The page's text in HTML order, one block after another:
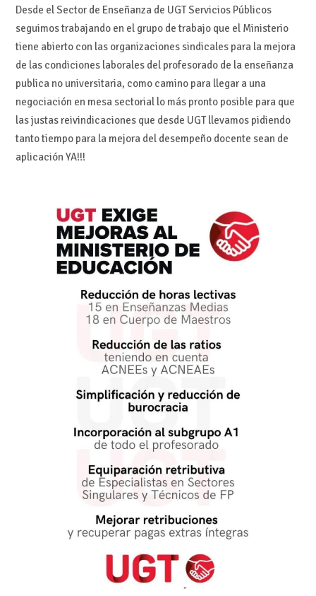
Desde el Sector de Enseñanza de UGT Servicios Públicos
seguimos trabajando en el grupo de trabajo que el Ministerio
tiene abierto con las organizaciones sindicales para la mejora
de las condiciones laborales del profesorado de la enseñanza
publica no universitaria, como camino para llegar a una
negociación en mesa sectorial lo más pronto posible para que
las justas reivindicaciones que desde UGT llevamos pidiendo
tanto tiempo para la mejora del desempeño docente sean de
aplicación YA!!!